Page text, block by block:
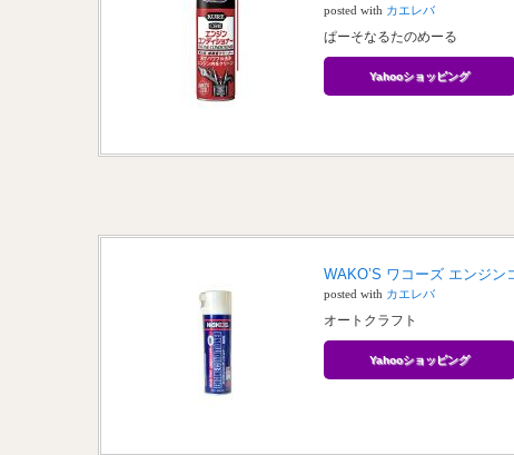
posted with カエレバ
ぱーそなるたのめーる
Yahooショッピング
WAKO’S ワコーズ エンジン
posted with カエレバ
オートクラフト
Yahooショッピング